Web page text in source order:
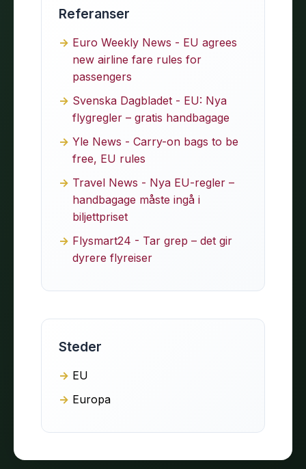
Referanser
Euro Weekly News - EU agrees
new airline fare rules for
passengers
Svenska Dagbladet - EU: Nya
flygregler – gratis handbagage
Yle News - Carry-on bags to be
free, EU rules
Travel News - Nya EU-regler –
handbagage måste ingå i
biljettpriset
Flysmart24 - Tar grep – det gir
dyrere flyreiser
Steder
EU
Europa